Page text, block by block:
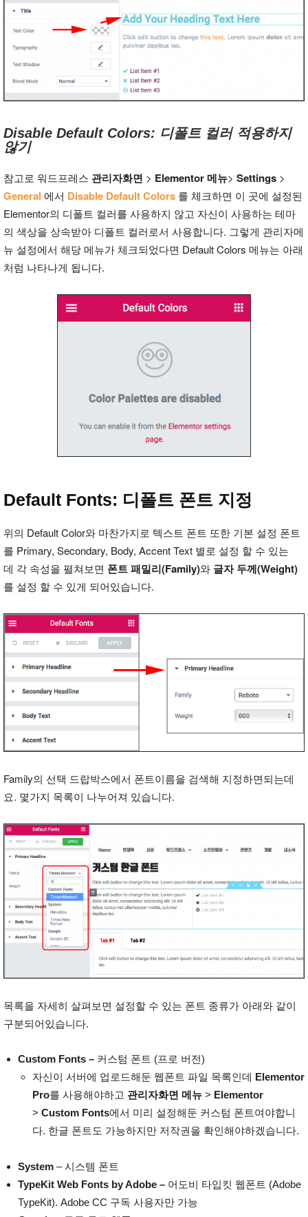
Disable Default Colors: 디폴트 컬러 적용하지
않기
참고로 워드프레스 관리자화면 > Elementor 메뉴> Settings >
General 에서 Disable Default Colors 를 체크하면 이 곳에 설정된
Elementor의 디폴트 컬러를 사용하지 않고 자신이 사용하는 테마
의 색상을 상속받아 디폴트 컬러로서 사용합니다. 그렇게 관리자메
뉴 설정에서 해당 메뉴가 체크되었다면 Default Colors 메뉴는 아래
처럼 나타나게 됩니다.
Default Fonts: 디폴트 폰트 지정
위의 Default Color와 마찬가지로 텍스트 폰트 또한 기본 설정 폰트
를 Primary, Secondary, Body, Accent Text 별로 설정 할 수 있는
데 각 속성을 펼쳐보면 폰트 패밀리(Family)와 글자 두께(Weight)
를 설정 할 수 있게 되어있습니다.
Family의 선택 드랍박스에서 폰트이름을 검색해 지정하면되는데
요. 몇가지 목록이 나누어져 있습니다.
목록을 자세히 살펴보면 설정할 수 있는 폰트 종류가 아래와 같이
구분되어있습니다.
Custom Fonts – 커스텀 폰트 (프로 버전)
자신이 서버에 업로드해둔 웹폰트 파일 목록인데 Elementor
Pro를 사용해야하고 관리자화면 메뉴 > Elementor
> Custom Fonts에서 미리 설정해둔 커스텀 폰트여야합니
다. 한글 폰트도 가능하지만 저작권을 확인해야하겠습니다.
System – 시스템 폰트
TypeKit Web Fonts by Adobe – 어도비 타입킷 웹폰트 (Adobe
TypeKit). Adobe CC 구독 사용자만 가능